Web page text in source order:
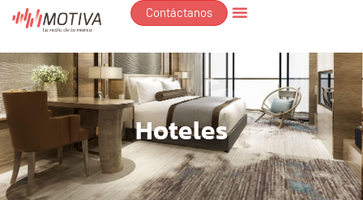
Contáctanos
Hoteles